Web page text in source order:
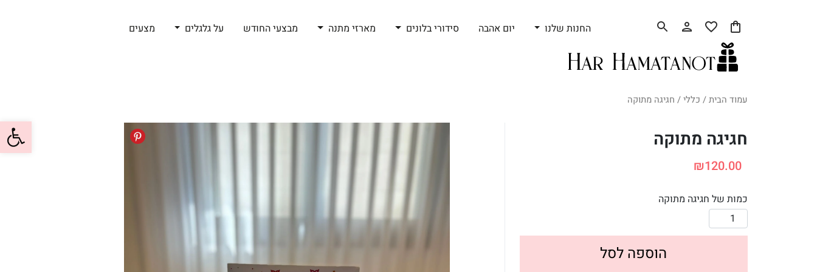
פתח
החנות שלנו יום אהבה סידורי בלונים מארזי מתנה מבצעי החודש על גלגלים מצעים
עמוד הבית/ כללי/ חגיגה מתוקה
חגיגה מתוקה
₪120.00
כמות של חגיגה מתוקה
הוספה לסל